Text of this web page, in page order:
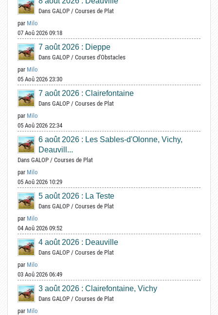
Dans GALOP / Courses de Plat
par Milo
07 Aoû 2026 09:18
7 août 2026 : Dieppe
Dans GALOP / Courses d'Obstacles
par Milo
05 Aoû 2026 23:30
7 août 2026 : Clairefontaine
Dans GALOP / Courses de Plat
par Milo
05 Aoû 2026 22:34
6 août 2026 : Les Sables-d'Olonne, Vichy,
Deauvill...
Dans GALOP / Courses de Plat
par Milo
05 Aoû 2026 10:29
5 août 2026 : La Teste
Dans GALOP / Courses de Plat
par Milo
04 Aoû 2026 09:52
4 août 2026 : Deauville
Dans GALOP / Courses de Plat
par Milo
03 Aoû 2026 06:49
3 août 2026 : Clairefontaine, Vichy
Dans GALOP / Courses de Plat
par Milo